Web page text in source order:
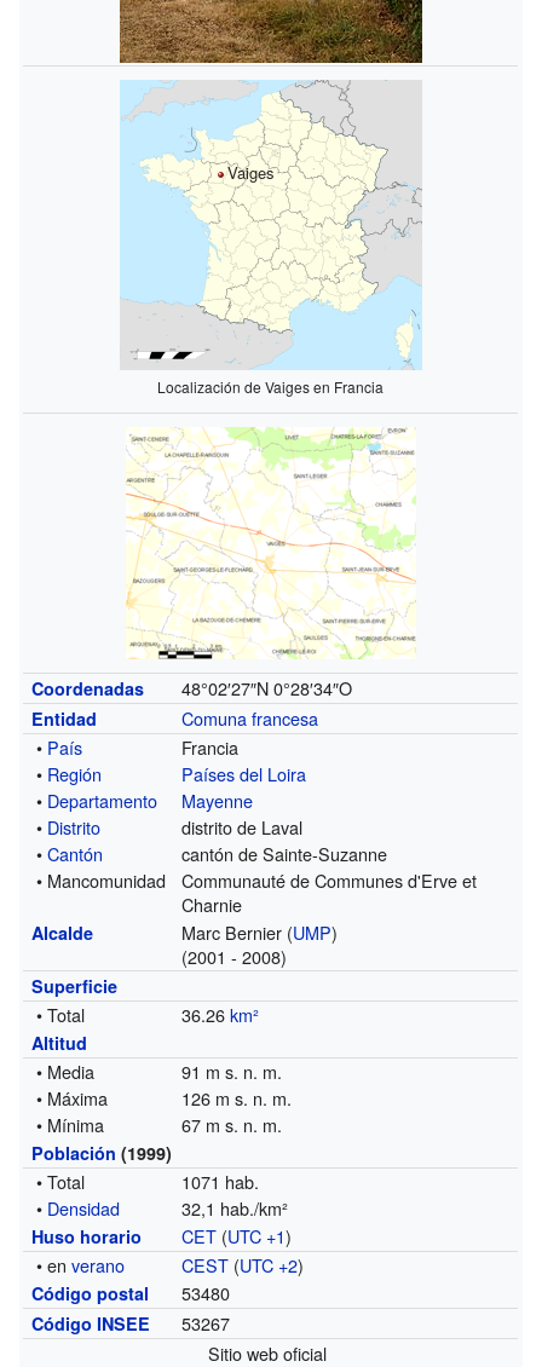
Vaiges
Localización de Vaiges en Francia
Coordenadas 48°02′27″N 0°28′34″O
Entidad
Comuna francesa
• País
Francia
• Región
Países del Loira
• Departamento
Mayenne
• Distrito
distrito de Laval
•Cantón
cantón de Sainte-Suzanne
• Mancomunidad
Communauté de Communes d'Erve et
Charnie
Alcalde Marc Bernier (UMP)
(2001 - 2008)
Superficie
• Total 36.26km²
Altitud
• Media
91 m s. n. m.
• Máxima
126 m s. n. m.
• Mínima
67 m s. n. m.
Población (1999)
• Total
1071 hab.
• Densidad 32,1 hab./km²
Huso horario CET (UTC +1)
• enverano CEST (UTC +2)
Código postal 53480
Código INSEE
53267
Sitio web oficial